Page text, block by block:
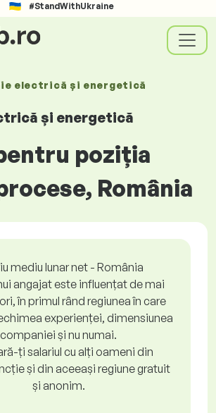
#StandWithUkraine
electrică și energetică
și energetică
poziția
România
mediu lunar net - România
angajat este influențat de mai
în primul rând regiunea în care
experienței, dimensiunea
companiei și nu numai.
ți salariul cu alți oameni din
și din aceeași regiune gratuit
și anonim.